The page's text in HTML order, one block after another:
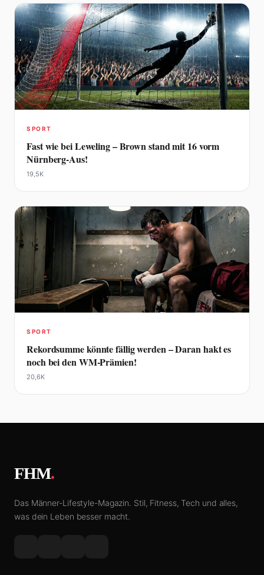
SPORT
Fast wie bei Leweling – Brown stand mit 16 vorm
Nürnberg-Aus!
19,5K
SPORT
Rekordsumme könnte fällig werden – Daran hakt es
noch bei den WM-Prämien!
20,6K
FHM.
Das Männer-Lifestyle-Magazin. Stil, Fitness, Tech und alles,
was dein Leben besser macht.